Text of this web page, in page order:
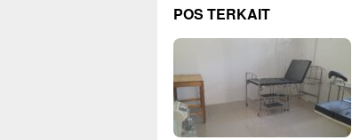
POS TERKAIT